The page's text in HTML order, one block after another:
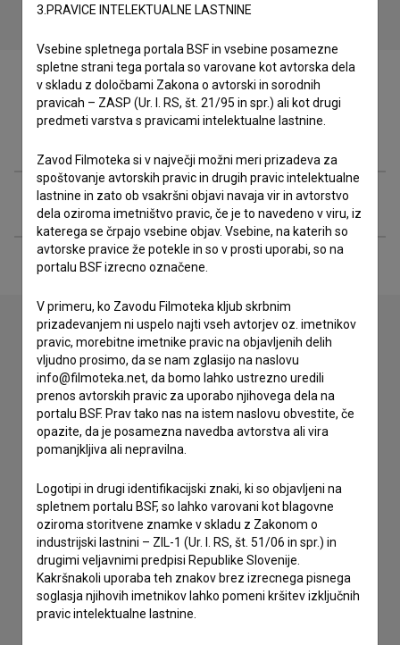
Razširjeni podatki
Stik z uredništvom
Spoštovani, s pomočjo spodnjega obrazca lahko stopite v
stik z uredništvom Baze slovenskih filmov. Veseli bomo vaših
odzivov.
prijavljam napako
želim dodati podatke
drugo
3.PRAVICE INTELEKTUALNE LASTNINE
Vsebine spletnega portala BSF in vsebine posamezne
spletne strani tega portala so varovane kot avtorska dela
v skladu z določbami Zakona o avtorski in sorodnih
pravicah – ZASP (Ur. l. RS, št. 21/95 in spr.) ali kot drugi
predmeti varstva s pravicami intelektualne lastnine.
Zavod Filmoteka si v največji možni meri prizadeva za
spoštovanje avtorskih pravic in drugih pravic intelektualne
lastnine in zato ob vsakršni objavi navaja vir in avtorstvo
dela oziroma imetništvo pravic, če je to navedeno v viru, iz
katerega se črpajo vsebine objav. Vsebine, na katerih so
avtorske pravice že potekle in so v prosti uporabi, so na
portalu BSF izrecno označene.
V primeru, ko Zavodu Filmoteka kljub skrbnim
prizadevanjem ni uspelo najti vseh avtorjev oz. imetnikov
pravic, morebitne imetnike pravic na objavljenih delih
vljudno prosimo, da se nam zglasijo na naslovu
info@filmoteka.net, da bomo lahko ustrezno uredili
prenos avtorskih pravic za uporabo njihovega dela na
portalu BSF. Prav tako nas na istem naslovu obvestite, če
opazite, da je posamezna navedba avtorstva ali vira
pomanjkljiva ali nepravilna.
Logotipi in drugi identifikacijski znaki, ki so objavljeni na
spletnem portalu BSF, so lahko varovani kot blagovne
oziroma storitvene znamke v skladu z Zakonom o
industrijski lastnini – ZIL-1 (Ur. l. RS, št. 51/06 in spr.) in
drugimi veljavnimi predpisi Republike Slovenije.
Kakršnakoli uporaba teh znakov brez izrecnega pisnega
soglasja njihovih imetnikov lahko pomeni kršitev izključnih
pravic intelektualne lastnine.